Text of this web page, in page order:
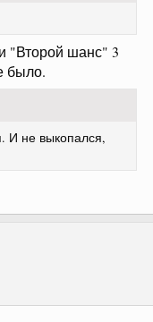
"Второй шанс" 3
было.
И не выкопался,